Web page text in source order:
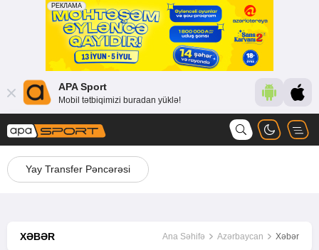
APA Sport
Mobil tətbiqimizi buradan yüklə!
Yay Transfer Pəncərəsi
XƏBƏR Ana Səhifə Azərbaycan Xəbər